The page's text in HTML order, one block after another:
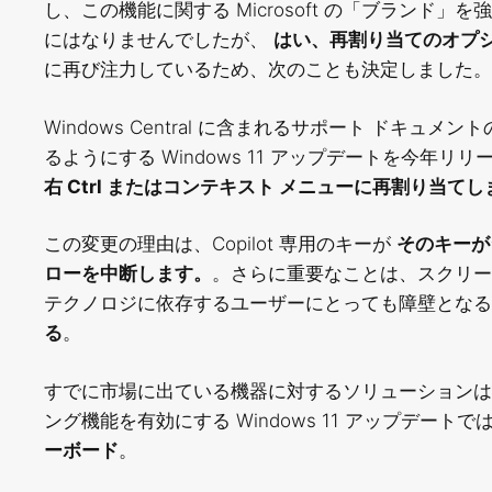
し、この機能に関する Microsoft の「ブランド」を
にはなりませんでしたが、 はい、再割り当てのオプ
に再び注力しているため、次のことも決定しました
Windows Central に含まれるサポート ドキュメン
るようにする Windows 11 アップデートを今年リリ
右 Ctrl またはコンテキスト メニューに再割り当てし
この変更の理由は、Copilot 専用のキーが そのキー
ローを中断します。 。さらに重要なことは、スクリ
テクノロジに依存するユーザーにとっても障壁とな
る。
すでに市場に出ている機器に対するソリューション
ング機能を有効にする Windows 11 アップデートで
ーボード。